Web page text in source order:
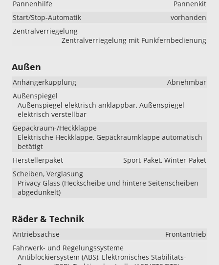
Pannenhilfe
Pannenkit
Start/Stop-Automatik
vorhanden
Zentralverriegelung
Zentralverriegelung mit Funkfernbedienung
Außen
Anhängerkupplung
Abnehmbar
Außenspiegel
Außenspiegel elektrisch anklappbar, Außenspiegel
elektrisch verstellbar
Gepäckraum-/Heckklappe
Elektrische Heckklappe, Gepäckraumklappe automatisch
betätigt
Herstellerpaket
Sport-Paket, Winter-Paket
Scheiben, Verglasung
Privacy Glass (Heckscheibe und hintere Seitenscheiben
abgedunkelt)
Räder & Technik
Antriebsachse
Frontantrieb
Fahrwerk- und Regelungssysteme
Antiblockiersystem (ABS), Elektronisches Stabilitäts-